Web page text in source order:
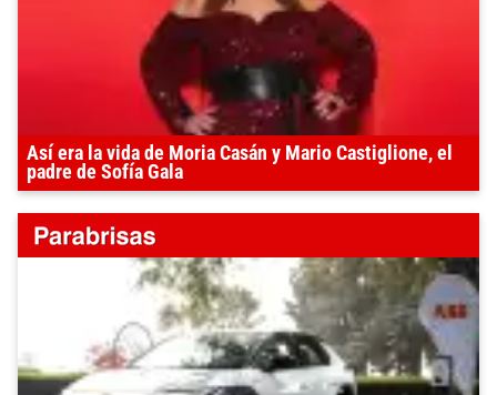
Así era la vida de Moria Casán y Mario Castiglione, el
padre de Sofía Gala